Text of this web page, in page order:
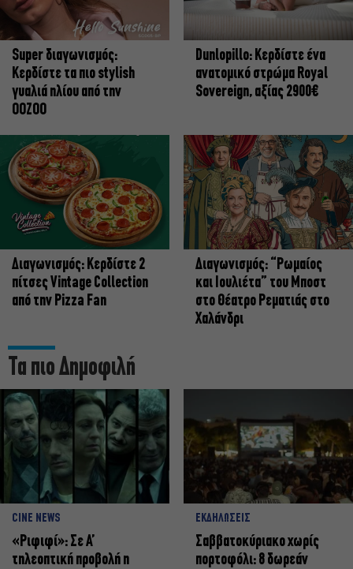
Super διαγωνισμός:
Κερδίστε τα πιο stylish
γυαλιά ηλίου από την
OOZOO
Dunlopillo: Κερδίστε ένα
ανατομικό στρώμα Royal
Sovereign, αξίας 2900€
Διαγωνισμός: Κερδίστε 2
πίτσες Vintage Collection
από την Pizza Fan
Διαγωνισμός: “Ρωμαίος
και Ιουλιέτα” του Μποστ
στο Θέατρο Ρεματιάς στο
Χαλάνδρι
Τα πιο Δημοφιλή
CINE NEWS
«Ριφιφί»: Σε Α’
τηλεοπτική προβολή η
ΕΚΔΗΛΩΣΕΙΣ
Σαββατοκύριακο χωρίς
πορτοφόλι: 8 δωρεάν